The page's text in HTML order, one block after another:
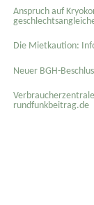
Anspruch auf
Die Mietkaution:
Neuer BGH-
rundfunkbeitrag.de